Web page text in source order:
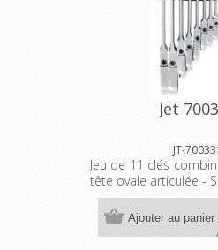
Jet
JT-
Jeu de 11 clés
tête ovale articulée -
Ajouter au panier